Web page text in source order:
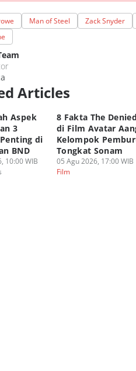
Man of Steel Zack Snyder
Articles
Aspek
3
di
BND
10:00 WIB
8 Fakta The Denied
di Film Avatar
Kelompok
Tongkat Sonam
05 Agu 2026, 17:00 WIB
Film